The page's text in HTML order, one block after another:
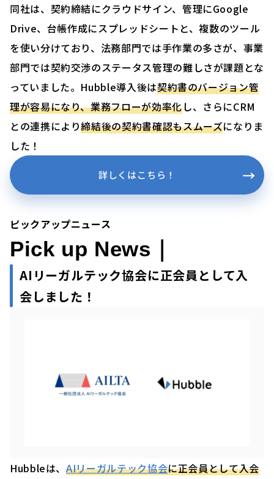
同社は、契約締結にクラウドサイン、管理にGoogle
Drive、台帳作成にスプレッドシートと、複数のツール
を使い分けており、法務部門では手作業の多さが、事業
部門では契約交渉のステータス管理の難しさが課題とな
っていました。Hubble導入後は契約書のバージョン管
理が容易になり、業務フローが効率化し、さらにCRM
との連携により締結後の契約書確認もスムーズになりま
した！
詳しくはこちら！
ピックアップニュース
Pick up News｜
AIリーガルテック協会に正会員として入
会しました！
Hubbleは、AIリーガルテック協会に正会員として入会